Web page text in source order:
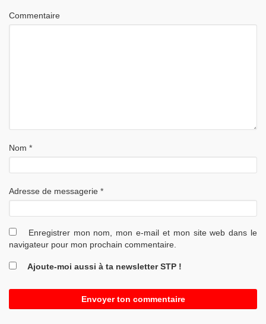
Commentaire
Nom *
Adresse de messagerie *
Enregistrer mon nom, mon e-mail et mon site web dans le
navigateur pour mon prochain commentaire.
Ajoute-moi aussi à ta newsletter STP !